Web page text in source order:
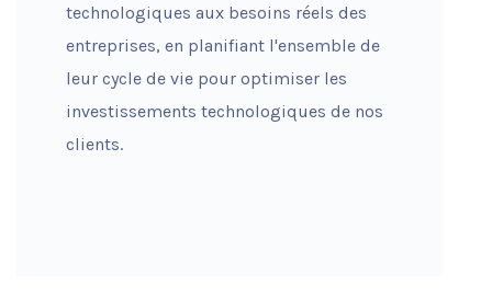
technologiques aux besoins réels des
entreprises, en planifiant l'ensemble de
leur cycle de vie pour optimiser les
investissements technologiques de nos
clients.